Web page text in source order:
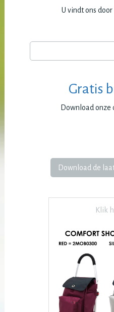
U vindt ons
Gratis
Download
Download de
Klik